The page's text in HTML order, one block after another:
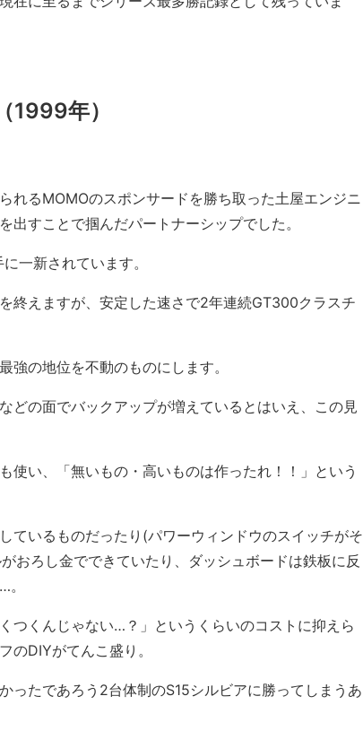
1999年）
れるMOMOのスポンサードを勝ち取った土屋エンジニ
出すことで掴んだパートナーシップでした。
一新されています。
終えますが、安定した速さで2年連続GT300クラスチ
強の地位を不動のものにします。
どの面でバックアップが増えているとはいえ、この見
使い、「無いもの・高いものは作ったれ！！」という
ているものだったり(パワーウィンドウのスイッチがそ
おろし金でできていたり、ダッシュボードは鉄板に反
つくんじゃない…？」というくらいのコストに抑えら
のDIYがてんこ盛り。
ったであろう2台体制のS15シルビアに勝ってしまうあ